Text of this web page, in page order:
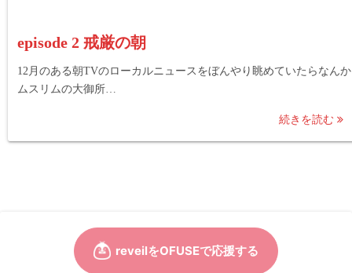
episode 2 戒厳の朝
12月のある朝TVのローカルニュースをぼんやり眺めていたらなんか
ムスリムの大御所…
続きを読む